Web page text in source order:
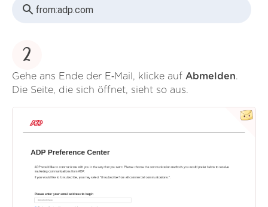
from:adp.com
2
Gehe ans Ende der E‑Mail, klicke auf Abmelden.
Die Seite, die sich öffnet, sieht so aus.